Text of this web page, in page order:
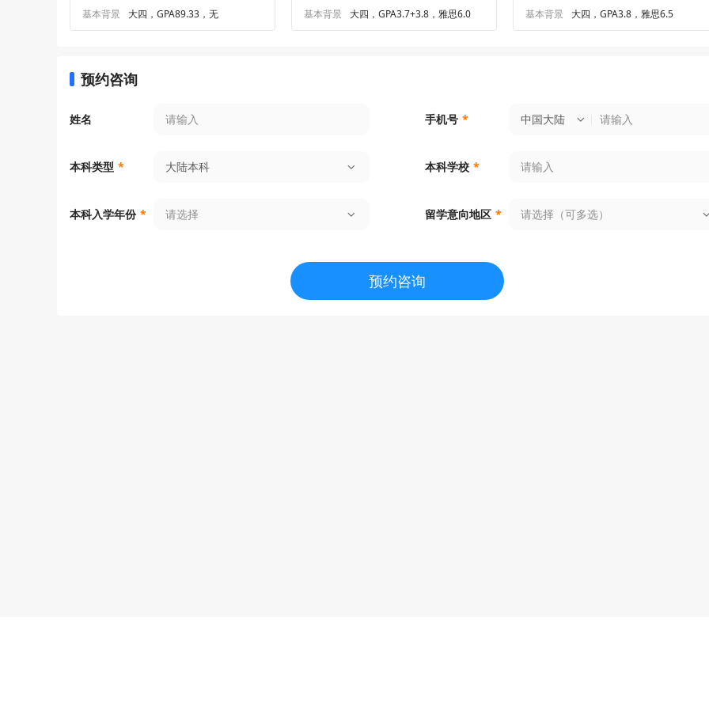
基本背景
大四，GPA89.33，无
基本背景
大四，GPA3.7+3.8，雅思6.0
基本背景
大四，GPA3.8，雅思6.5
预约咨询
姓名 手机号 * 中国大陆
本科类型 * 大陆本科 本科学校 *
本科入学年份 * 请选择 留学意向地区 * 请选择（可多选）
预约咨询